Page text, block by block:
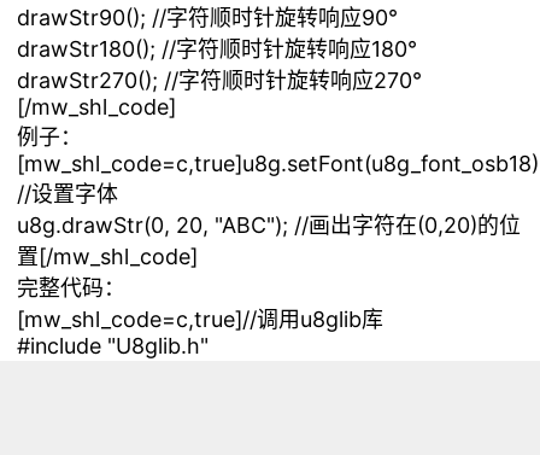
drawStr90(); //字符顺时针旋转响应90°
drawStr180(); //字符顺时针旋转响应180°
drawStr270(); //字符顺时针旋转响应270°
[/mw_shl_code]
例子：
//设置字体
u8g.drawStr(0, 20, "ABC"); //画出字符在(0,20)的位
置[/mw_shl_code]
完整代码：
[mw_shl_code=c,true]//调用u8glib库
#include "U8glib.h"